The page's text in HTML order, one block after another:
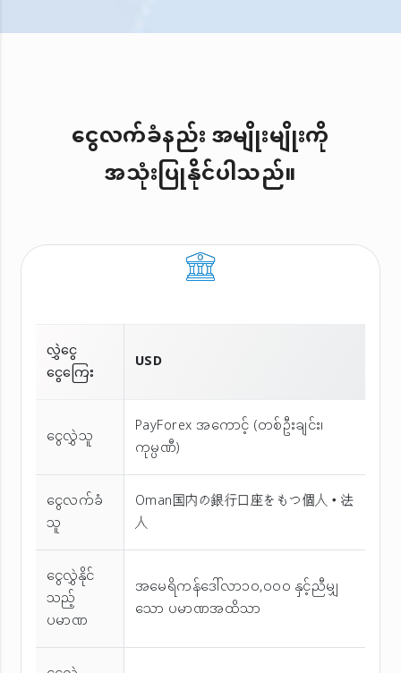
ငွေလက်ခံနည်း အမျိုးမျိုးကို
အသုံးပြုနိုင်ပါသည်။
လွှဲငွေ
ငွေကြေး
USD
ငွေလွှဲသူ
PayForex အကောင့် (တစ်ဦးချင်း၊
ကုမ္ပဏီ)
ငွေလက်ခံ
သူ
Oman国内の銀行口座をもつ個人・法
人
ငွေလွှဲနိုင်
သည့်
ပမာဏ
အမေရိကန်ဒေါ်လာ၁၀,၀၀၀ နှင့်ညီမျှ
သော ပမာဏအထိသာ